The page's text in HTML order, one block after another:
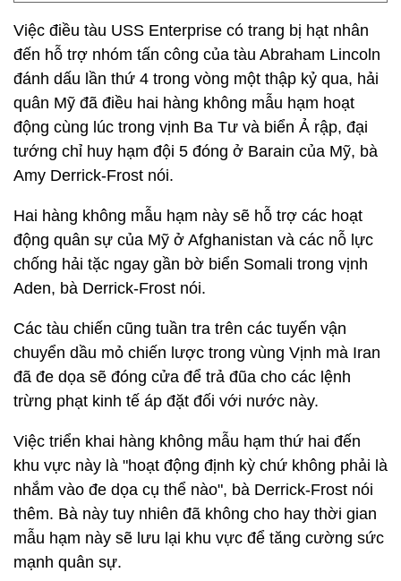
Việc điều tàu USS Enterprise có trang bị hạt nhân
đến hỗ trợ nhóm tấn công của tàu Abraham Lincoln
đánh dấu lần thứ 4 trong vòng một thập kỷ qua, hải
quân Mỹ đã điều hai hàng không mẫu hạm hoạt
động cùng lúc trong vịnh Ba Tư và biển Ả rập, đại
tướng chỉ huy hạm đội 5 đóng ở Barain của Mỹ, bà
Amy Derrick-Frost nói.
Hai hàng không mẫu hạm này sẽ hỗ trợ các hoạt
động quân sự của Mỹ ở Afghanistan và các nỗ lực
chống hải tặc ngay gần bờ biển Somali trong vịnh
Aden, bà Derrick-Frost nói.
Các tàu chiến cũng tuần tra trên các tuyến vận
chuyển dầu mỏ chiến lược trong vùng Vịnh mà Iran
đã đe dọa sẽ đóng cửa để trả đũa cho các lệnh
trừng phạt kinh tế áp đặt đối với nước này.
Việc triển khai hàng không mẫu hạm thứ hai đến
khu vực này là "hoạt động định kỳ chứ không phải là
nhắm vào đe dọa cụ thể nào", bà Derrick-Frost nói
thêm. Bà này tuy nhiên đã không cho hay thời gian
mẫu hạm này sẽ lưu lại khu vực để tăng cường sức
mạnh quân sự.